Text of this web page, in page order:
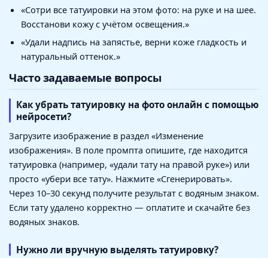
«Сотри все татуировки на этом фото: на руке и на шее.
Восстанови кожу с учётом освещения.»
«Удали надпись на запястье, верни коже гладкость и
натуральный оттенок.»
Часто задаваемые вопросы
Как убрать татуировку на фото онлайн с помощью
нейросети?
Загрузите изображение в раздел «Изменение
изображения». В поле промпта опишите, где находится
татуировка (например, «удали тату на правой руке») или
просто «убери все тату». Нажмите «Сгенерировать».
Через 10–30 секунд получите результат с водяным знаком.
Если тату удалено корректно — оплатите и скачайте без
водяных знаков.
Нужно ли вручную выделять татуировку?